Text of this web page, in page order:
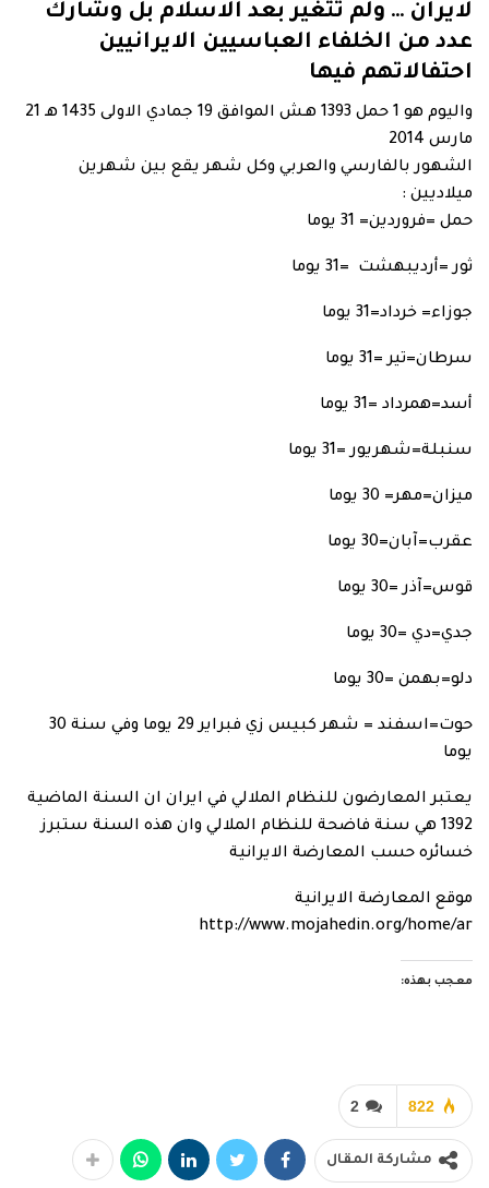
لايران … ولم تتغير بعد الاسلام بل وشارك
عدد من الخلفاء العباسيين الايرانيين
احتفالاتهم فيها
واليوم هو 1 حمل 1393 هـش الموافق 19 جمادي الاولى 1435 هـ 21
مارس 2014
الشهور بالفارسي والعربي وكل شهر يقع بين شهرين
ميلاديين :
حمل =فروردين= 31 يوما
ثور =أرديبهشت =31 يوما
جوزاء= خرداد=31 يوما
سرطان=تير =31 يوما
أسد=همرداد =31 يوما
سنبلة=شهريور =31 يوما
ميزان=مهر= 30 يوما
عقرب=آبان=30 يوما
قوس=آذر =30 يوما
جدي=دي =30 يوما
دلو=بهمن =30 يوما
حوت=اسفند = شهر كبيس زي فبراير 29 يوما وفي سنة 30
يوما
يعتبر المعارضون للنظام الملالي في ايران ان السنة الماضية
1392 هي سنة فاضحة للنظام الملالي وان هذه السنة ستبرز
خسائره حسب المعارضة الايرانية
موقع المعارضة الايرانية
http://www.mojahedin.org/home/ar
معجب بهذه:
2 822
مشاركة المقال